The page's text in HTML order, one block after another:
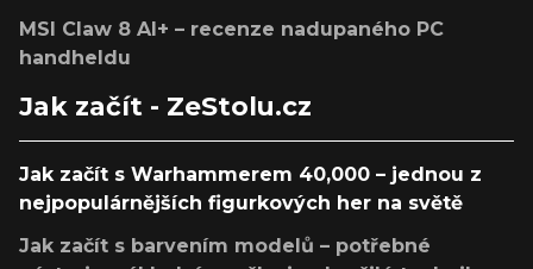
MSI Claw 8 AI+ – recenze nadupaného PC
handheldu
Jak začít - ZeStolu.cz
Jak začít s Warhammerem 40,000 – jednou z
nejpopulárnějších figurkových her na světě
Jak začít s barvením modelů – potřebné